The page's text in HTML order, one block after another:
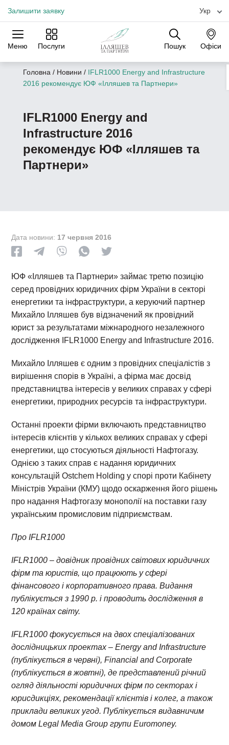
Залишити заявку Укр
Меню Послуги Пошук Офіси
Практики Галузі
Офіси
Головна / Новини / IFLR1000 Energy and Infrastructure
2016 рекомендує ЮФ «Ілляшев та Партнери»
IFLR1000 Energy and
Infrastructure 2016
рекомендує ЮФ «Ілляшев та
Партнери»
Дата новини: 17 червня 2016
ЮФ «Ілляшев та Партнери» займає третю позицію
серед провідних юридичних фірм України в секторі
енергетики та інфраструктури, а керуючий партнер
Михайло Ілляшев був відзначений як провідний
юрист за результатами міжнародного незалежного
дослідження IFLR1000 Energy and Infrastructure 2016.
Михайло Ілляшев є одним з провідних спеціалістів з
вирішення спорів в Україні, а фірма має досвід
представництва інтересів у великих справах у сфері
енергетики, природних ресурсів та інфраструктури.
Останні проекти фірми включають представництво
інтересів клієнтів у кількох великих справах у сфері
енергетики, що стосуються діяльності Нафтогазу.
Однією з таких справ є надання юридичних
консультацій Ostchem Holding у спорі проти Кабінету
Міністрів України (КМУ) щодо оскарження його рішень
про надання Нафтогазу монополії на поставки газу
українським промисловим підприємствам.
Про IFLR1000
IFLR1000 – довідник провідних світових юридичних
фірм та юристів, що працюють у сфері
фінансового і корпоративного права. Видання
публікується з 1990 р. і проводить дослідження в
120 країнах світу.
IFLR1000 фокусується на двох спеціалізованих
дослідницьких проектах – Energy and Infrastructure
(публікується в червні), Financial and Corporate
(публікується в жовтні), де представлений річний
огляд діяльності юридичних фірм по секторах і
юрисдикціях, рекомендації клієнтів і колег, а також
приклади великих угод. Публікується видавничим
домом Legal Media Group групи Euromoney.